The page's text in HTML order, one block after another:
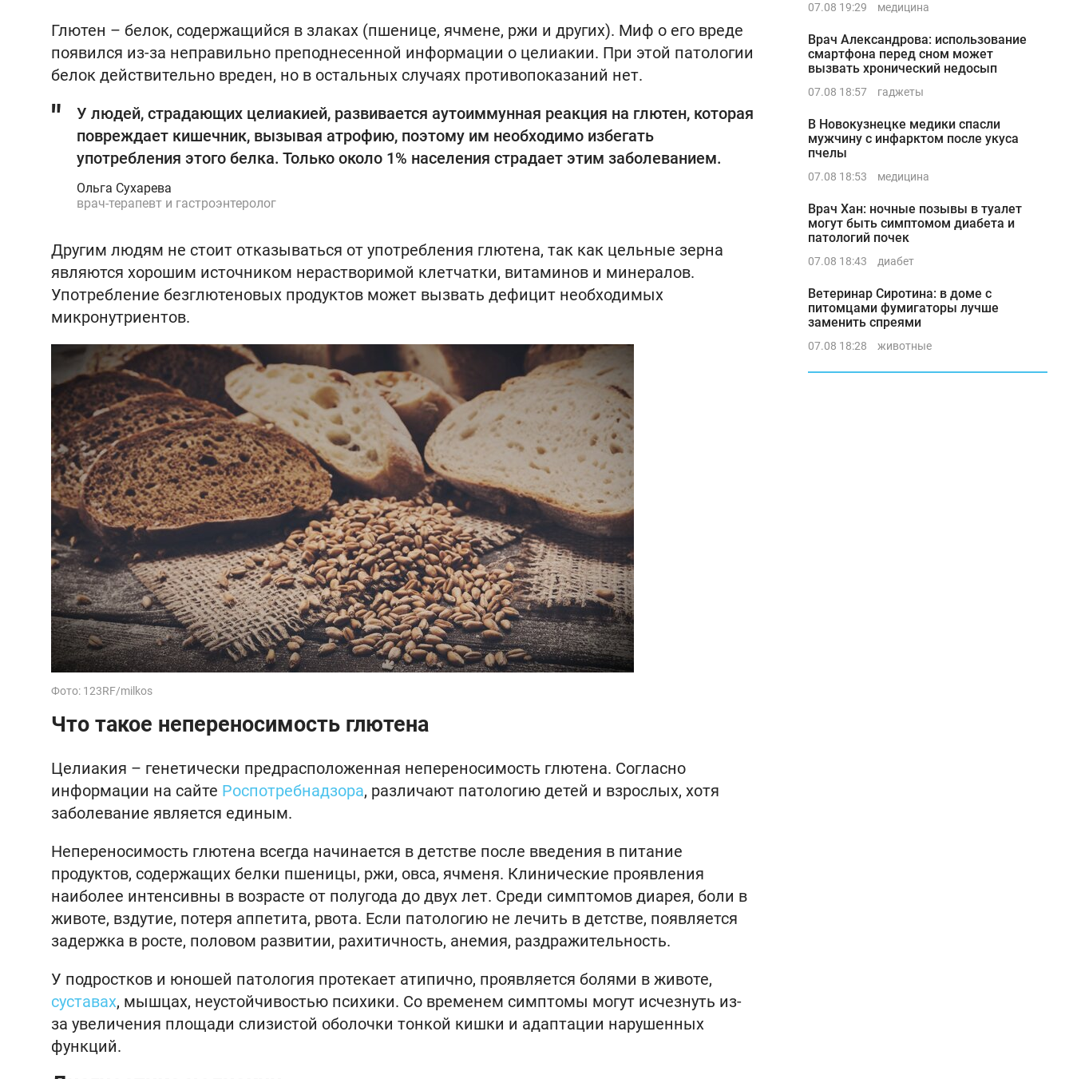
Глютен – белок, содержащийся в злаках (пшенице, ячмене, ржи и других). Миф о его вреде
появился из-за неправильно преподнесенной информации о целиакии. При этой патологии
белок действительно вреден, но в остальных случаях противопоказаний нет.
У людей, страдающих целиакией, развивается аутоиммунная реакция на глютен, которая
повреждает кишечник, вызывая атрофию, поэтому им необходимо избегать
употребления этого белка. Только около 1% населения страдает этим заболеванием.
Ольга Сухарева
врач-терапевт и гастроэнтеролог
Другим людям не стоит отказываться от употребления глютена, так как цельные зерна
являются хорошим источником нерастворимой клетчатки, витаминов и минералов.
Употребление безглютеновых продуктов может вызвать дефицит необходимых
микронутриентов.
Фото: 123RF/milkos
Что такое непереносимость глютена
Целиакия – генетически предрасположенная непереносимость глютена. Согласно
информации на сайте Роспотребнадзора, различают патологию детей и взрослых, хотя
заболевание является единым.
Непереносимость глютена всегда начинается в детстве после введения в питание
продуктов, содержащих белки пшеницы, ржи, овса, ячменя. Клинические проявления
наиболее интенсивны в возрасте от полугода до двух лет. Среди симптомов диарея, боли в
животе, вздутие, потеря аппетита, рвота. Если патологию не лечить в детстве, появляется
задержка в росте, половом развитии, рахитичность, анемия, раздражительность.
У подростков и юношей патология протекает атипично, проявляется болями в животе,
суставах, мышцах, неустойчивостью психики. Со временем симптомы могут исчезнуть из-
за увеличения площади слизистой оболочки тонкой кишки и адаптации нарушенных
функций.
07.08 19:29 медицина
Врач Александрова: использование
смартфона перед сном может
вызвать хронический недосып
07.08 18:57 гаджеты
В Новокузнецке медики спасли
мужчину с инфарктом после укуса
пчелы
07.08 18:53 медицина
Врач Хан: ночные позывы в туалет
могут быть симптомом диабета и
патологий почек
07.08 18:43 диабет
Ветеринар Сиротина: в доме с
питомцами фумигаторы лучше
заменить спреями
07.08 18:28 животные